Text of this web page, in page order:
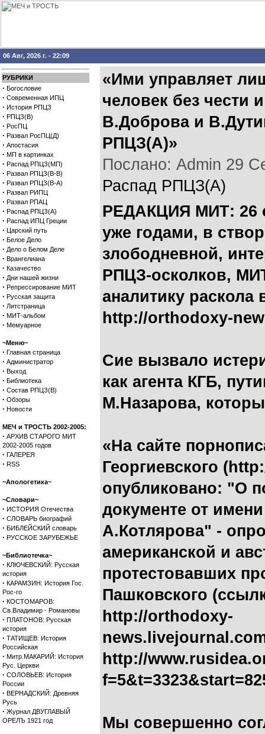
06 Авг, 2026 г. - 22:09
РУБРИКИ
· Богословие
· Современная ИПЦ
· История РПЦЗ
· РПЦЗ(В)
· РосПЦ
· Развал РосПЦ(Д)
· Апостасия
· МП в картинках
· Распад РПЦЗ(МП)
· Развал РПЦЗ(В-В)
· Развал РПЦЗ(В-А)
· Развал РИПЦ
· Развал РПАЦ
· Распад РПЦЗ(А)
· Распад ИПЦ Греции
· Царский путь
· Белое Дело
· Дело о Белом Деле
· Врангелиана
· Казачество
· Дни нашей жизни
· Репрессирование МИТ
· Русская защита
· Литстраница
· МИТ-альбом
· Мемуарное
~Меню~
· Главная страница
· Администратор
· Выход
· Библиотека
· Состав РПЦЗ(В)
· Обзоры
· Новости
МЕЧ и ТРОСТЬ 2002-2005:
· АРХИВ СТАРОГО МИТ
2002-2005 годов
· ГАЛЕРЕЯ
· RSS
~Апологетика~
~Словари~
· ИСТОРИЯ Отечества
· СЛОВАРЬ биографий
· БИБЛЕЙСКИЙ словарь
· РУССКОЕ ЗАРУБЕЖЬЕ
~Библиотечка~
· КЛЮЧЕВСКИЙ: Русская
история
· КАРАМЗИН: История Гос.
Рос-го
· КОСТОМАРОВ:
Св.Владимир - Романовы
· ПЛАТОНОВ: Русская
история
· ТАТИЩЕВ: История
Российская
· Митр.МАКАРИЙ: История
Рус. Церкви
· СОЛОВЬЕВ: История
России
· ВЕРНАДСКИЙ: Древняя
Русь
· Журнал ДВУГЛАВЫЙ
ОРЕЛЪ 1921 год
«Ими управляет
человек без чести
В.Доброва и
РПЦЗ(А)»
Послано: Admin 29
Распад РПЦЗ(А)
РЕДАКЦИЯ МИТ: 26
уже годами, в
злободневной,
РПЦЗ-осколков,
аналитику
http://orthodoxy-
Сие вызвало
как агента КГБ,
М.Назарова,
«На сайте
Георгиевского
опубликовано: "О
документе от
А.Котлярова" -
американской и
протестовавших
Пашковского
http://orthodoxy-
http://
Мы совершенно